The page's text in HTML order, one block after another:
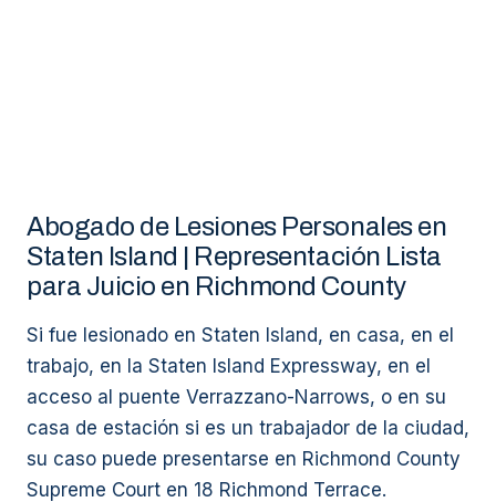
Abogado de Lesiones Personales en
Staten Island | Representación Lista
para Juicio en Richmond County
Si fue lesionado en Staten Island, en casa, en el
trabajo, en la Staten Island Expressway, en el
acceso al puente Verrazzano-Narrows, o en su
casa de estación si es un trabajador de la ciudad,
su caso puede presentarse en Richmond County
Supreme Court en 18 Richmond Terrace.